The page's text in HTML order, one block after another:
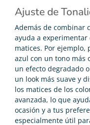
Ajuste de
Además de combinar
ayuda a
matices. Por
azul con un tono más
un efecto degradado
un look más suave y
los matices de los
avanzada, lo que
ocasión y a tus
especialmente útil